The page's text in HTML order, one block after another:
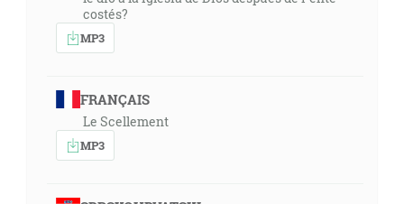
costés?
MP3
FRANÇAIS
Le Scellement
MP3